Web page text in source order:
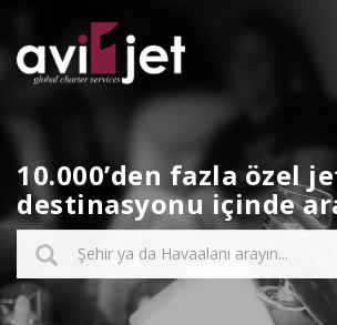
10.000’den fazla özel
destinasyonu içinde